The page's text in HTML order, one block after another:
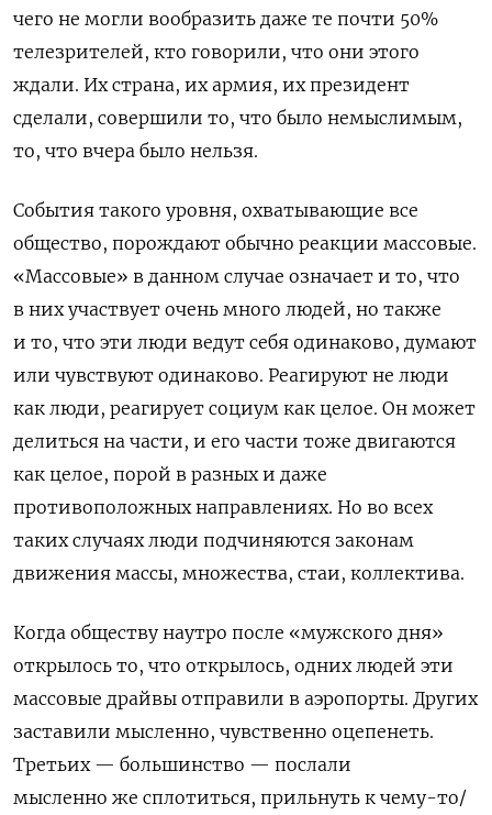
чего не могли вообразить даже те почти 50%
телезрителей, кто говорили, что они этого
ждали. Их страна, их армия, их президент
сделали, совершили то, что было немыслимым,
то, что вчера было нельзя.
События такого уровня, охватывающие все
общество, порождают обычно реакции массовые.
«Массовые» в данном случае означает и то, что
в них участвует очень много людей, но также
и то, что эти люди ведут себя одинаково, думают
или чувствуют одинаково. Реагируют не люди
как люди, реагирует социум как целое. Он может
делиться на части, и его части тоже двигаются
как целое, порой в разных и даже
противоположных направлениях. Но во всех
таких случаях люди подчиняются законам
движения массы, множества, стаи, коллектива.
Когда обществу наутро после «мужского дня»
открылось то, что открылось, одних людей эти
массовые драйвы отправили в аэропорты. Других
заставили мысленно, чувственно оцепенеть.
Третьих — большинство — послали
мысленно же сплотиться, прильнуть к чему-то/